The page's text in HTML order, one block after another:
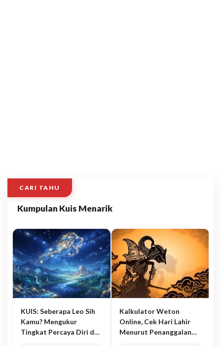
CARI TAHU
Kumpulan Kuis Menarik
KUIS: Seberapa Leo Sih
Kamu? Mengukur
Tingkat Percaya Diri dan
Kalkulator Weton
Online, Cek Hari Lahir
Menurut Penanggalan